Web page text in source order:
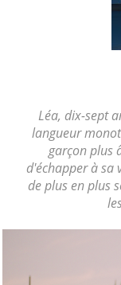
Léa, dix-sept
langueur
garçonplus
d'échapper à sa
de plus en plus